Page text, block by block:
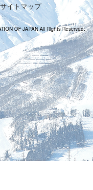
サイトマップ
OF JAPAN All Rights Reserved.